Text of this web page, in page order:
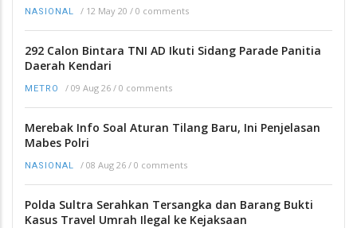
NASIONAL / 12 May 20 / 0 comments
292 Calon Bintara TNI AD Ikuti Sidang Parade Panitia
Daerah Kendari
METRO / 09 Aug 26 / 0 comments
Merebak Info Soal Aturan Tilang Baru, Ini Penjelasan
Mabes Polri
NASIONAL / 08 Aug 26 / 0 comments
Polda Sultra Serahkan Tersangka dan Barang Bukti
Kasus Travel Umrah Ilegal ke Kejaksaan